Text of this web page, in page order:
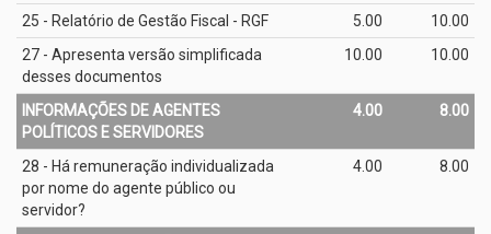
25 - Relatório de Gestão Fiscal - RGF 5.00
10.00
27 - Apresenta versão simplificada
desses documentos
10.00 10.00
INFORMAÇÕES DE AGENTES
POLÍTICOS E SERVIDORES
4.00 8.00
28 - Há remuneração individualizada
por nome do agente público ou
servidor?
4.00 8.00